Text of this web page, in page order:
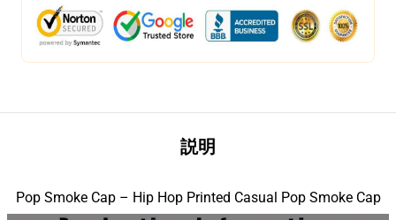
説明
Pop Smoke Cap – Hip Hop Printed Casual Pop Smoke Cap